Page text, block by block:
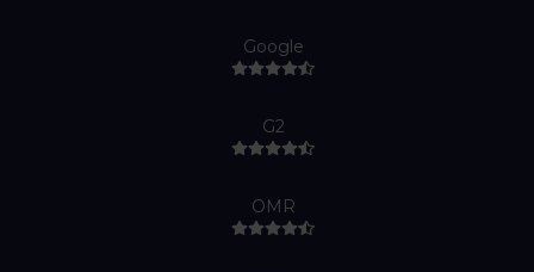
Google
G2
OMR